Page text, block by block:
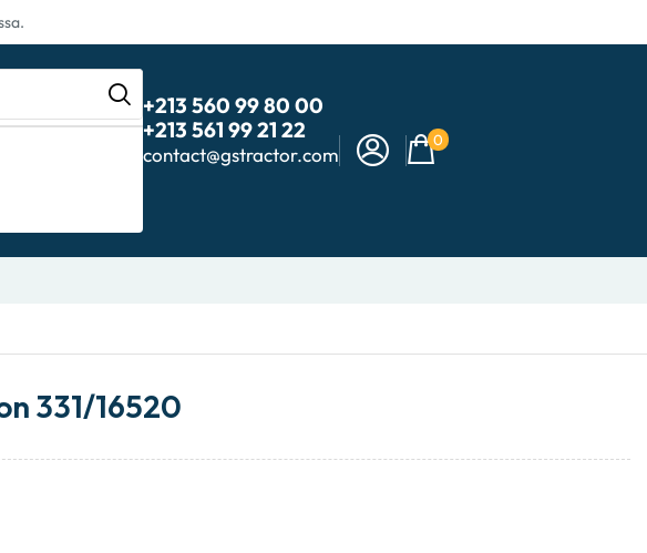
+213 560 99 80 00
+213 561 99 21 22
contact@gstractor.com
0
331/16520